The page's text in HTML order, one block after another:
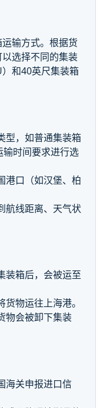
输方式。根据货
选择不同的集装
和40英尺集装箱
型，如普通集装箱
时间要求进行选
港口（如汉堡、柏
航线距离、天气状
装箱后，会被运至
物运往上海港。
物会被卸下集装
海关申报进口信